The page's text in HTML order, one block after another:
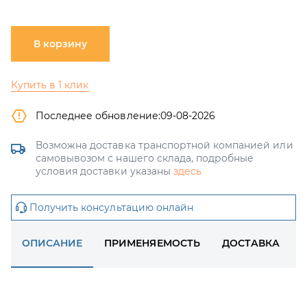
В корзину
Купить в 1 клик
Последнее обновление:09-08-2026
Возможна доставка транспортной компанией или
самовывозом с нашего склада, подробные
условия доставки указаны здесь
Получить консультацию онлайн
ОПИСАНИЕ ПРИМЕНЯЕМОСТЬ ДОСТАВКА